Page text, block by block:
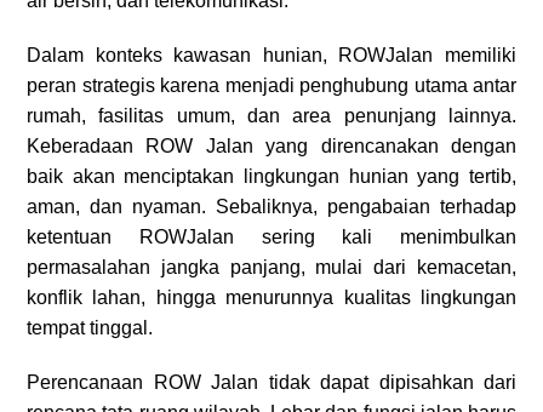
Dalam konteks kawasan hunian, ROWJalan memiliki
peran strategis karena menjadi penghubung utama antar
rumah, fasilitas umum, dan area penunjang lainnya.
Keberadaan ROW Jalan yang direncanakan dengan
baik akan menciptakan lingkungan hunian yang tertib,
aman, dan nyaman. Sebaliknya, pengabaian terhadap
ketentuan ROWJalan sering kali menimbulkan
permasalahan jangka panjang, mulai dari kemacetan,
konflik lahan, hingga menurunnya kualitas lingkungan
tempat tinggal.
Perencanaan ROW Jalan tidak dapat dipisahkan dari